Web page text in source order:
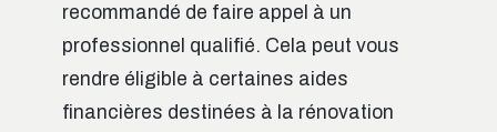
recommandé de faire appel à un
professionnel qualifié. Cela peut vous
rendre éligible à certaines aides
financières destinées à la rénovation